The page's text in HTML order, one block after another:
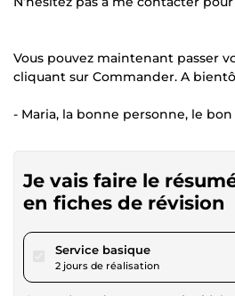
Vous pouvez maintenant passer
cliquant sur Commander. A
- Maria, la bonne personne, le bon
Je vais faire le
en fiches de révision
Service basiquepour 17,34 $US
2 jours de réalisation